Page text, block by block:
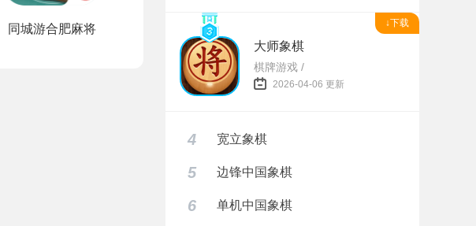
同城游合肥麻将 ↓下载
大师象棋
棋牌游戏 /
2026-04-06 更新
4 宽立象棋
5 边锋中国象棋
6 单机中国象棋